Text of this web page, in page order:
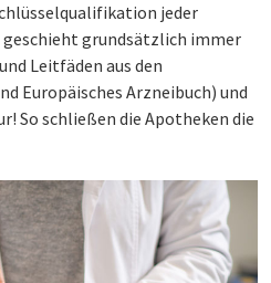
jeder
grundsätzlich immer
Leitfäden aus den
Europäisches Arzneibuch) und
So schließen die Apotheken die